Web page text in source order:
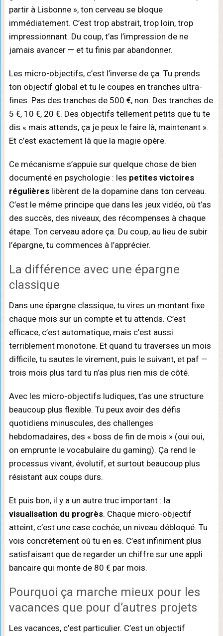
partir à Lisbonne », ton cerveau se bloque
immédiatement. C’est trop abstrait, trop loin, trop
impressionnant. Du coup, t’as l’impression de ne
jamais avancer — et tu finis par abandonner.
Les micro-objectifs, c’est l’inverse de ça. Tu prends
ton objectif global et tu le coupes en tranches ultra-
fines. Pas des tranches de 500 €, non. Des tranches de
5 €, 10 €, 20 €. Des objectifs tellement petits que tu te
dis « mais attends, ça je peux le faire là, maintenant ».
Et c’est exactement là que la magie opère.
Ce mécanisme s’appuie sur quelque chose de bien
documenté en psychologie : les petites victoires
régulièreslibèrent de la dopamine dans ton cerveau.
C’est le même principe que dans les jeux vidéo, où t’as
des succès, des niveaux, des récompenses à chaque
étape. Ton cerveau adore ça. Du coup, au lieu de subir
l’épargne, tu commences à l’apprécier.
La différence avec une épargne
classique
Dans une épargne classique, tu vires un montant fixe
chaque mois sur un compte et tu attends. C’est
efficace, c’est automatique, mais c’est aussi
terriblement monotone. Et quand tu traverses un mois
difficile, tu sautes le virement, puis le suivant, et paf —
trois mois plus tard tu n’as plus rien mis de côté.
Avec les micro-objectifs ludiques, t’as une structure
beaucoup plus flexible. Tu peux avoir des défis
quotidiens minuscules, des challenges
hebdomadaires, des « boss de fin de mois » (oui oui,
on emprunte le vocabulaire du gaming). Ça rend le
processus vivant, évolutif, et surtout beaucoup plus
résistant aux coups durs.
Et puis bon, il y a un autre truc important : la
visualisation du progrès. Chaque micro-objectif
atteint, c’est une case cochée, un niveau débloqué. Tu
vois concrètement où tu en es. C’est infiniment plus
satisfaisant que de regarder un chiffre sur une appli
bancaire qui monte de 80 € par mois.
Pourquoi ça marche mieux pour les
vacances que pour d’autres projets
Les vacances, c’est particulier. C’est un objectif